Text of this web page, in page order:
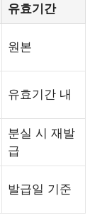
유효기간
원본
유효기간 내
분실 시 재발
급
발급일 기준